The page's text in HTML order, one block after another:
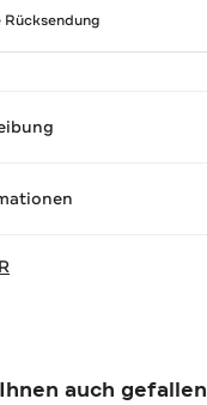
Rücksendung
auch gefallen